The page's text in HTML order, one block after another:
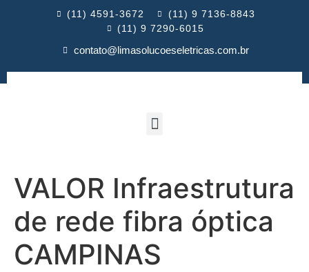
(11) 4591-3672
(11) 9 7136-8843
(11) 9 7290-6015
contato@limasolucoeseletricas.com.br
VALOR Infraestrutura
de rede fibra óptica
CAMPINAS